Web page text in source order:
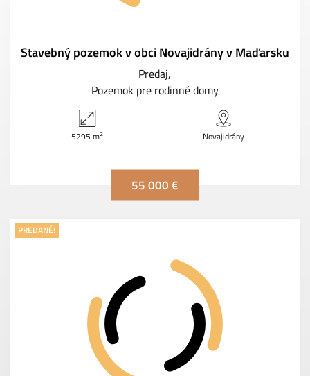
Stavebný pozemok v obci Novajidrány v Maďarsku
Predaj
Pozemok pre rodinné domy
5295 m2 Novajidrány
55 000 €
PREDANÉ!